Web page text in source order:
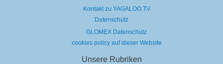
Kontakt zu YAGALOO.TV
Datenschutz
GLOMEX Datenschutz
cookies policy auf dieser Website
Unsere Rubriken